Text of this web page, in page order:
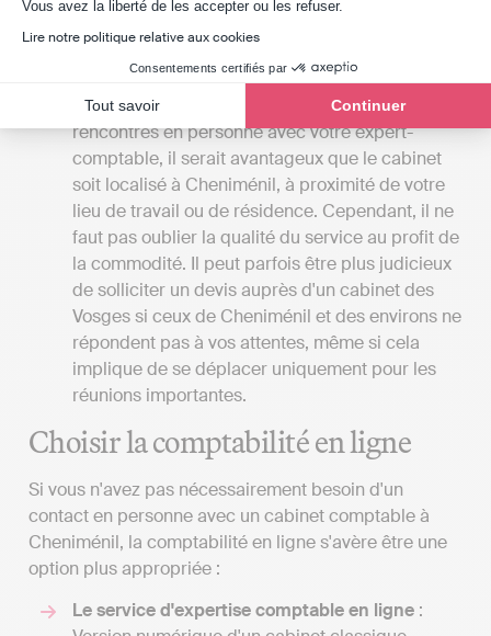
Vous avez la liberté de les accepter ou les refuser.
Lire notre politique relative aux cookies
Consentements certifiés par
Tout savoir Continuer
comptabilité, contrairement à l’expert-
démarches à la place de son client.
La proximité du cabinet
: Si vous privilégiez les
rencontres en personne avec votre expert-
comptable, il serait avantageux que le cabinet
soit localisé à Cheniménil, à proximité de votre
lieu de travail ou de résidence. Cependant, il ne
faut pas oublier la qualité du service au profit de
la commodité. Il peut parfois être plus judicieux
de solliciter un devis auprès d'un cabinet des
Vosges si ceux de Cheniménil et des environs ne
répondent pas à vos attentes, même si cela
implique de se déplacer uniquement pour les
réunions importantes.
Choisir la comptabilité en ligne
Si vous n'avez pas nécessairement besoin d'un
contact en personne avec un cabinet comptable à
Cheniménil, la comptabilité en ligne s'avère être une
option plus appropriée :
Le service d'expertise comptable en ligne :